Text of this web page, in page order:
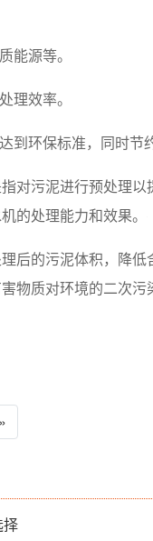
能源等。
理效率。
环保标准，同时节
对污泥进行预处理
的处理能力和效果。
后的污泥体积，降
物质对环境的二次污
择